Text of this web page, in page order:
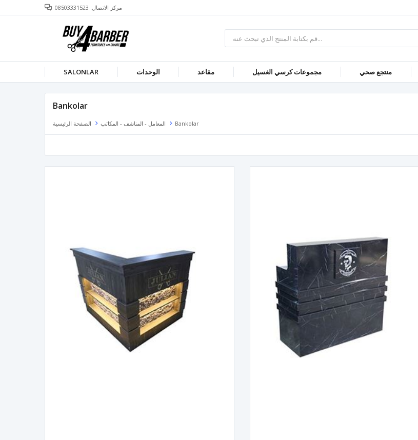
مركز الاتصال: 08503331523
SALONLAR الوحدات مقاعد مجموعات كرسي الغسيل منتجع صحي
Bankolar
الصفحة الرئيسية المعامل - المناشف - المكاتب Bankolar